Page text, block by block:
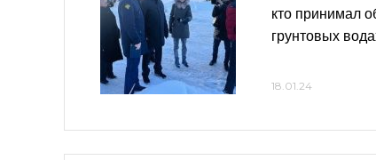
кто принимал
грунтовых
18.01.24